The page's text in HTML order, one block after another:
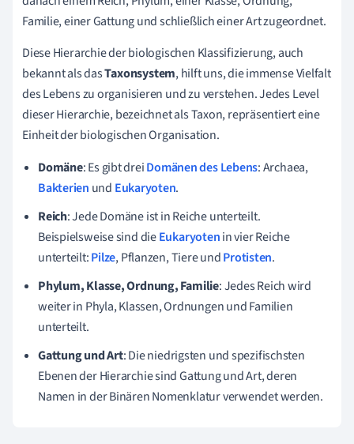
Familie, einer Gattung und schließlich einer Art zugeordnet.
Diese Hierarchie der biologischen Klassifizierung, auch
bekannt als dasTaxonsystem, hilft uns, die immense Vielfalt
des Lebens zu organisieren und zu verstehen. Jedes Level
dieser Hierarchie, bezeichnet als Taxon, repräsentiert eine
Einheit der biologischen Organisation.
Domäne: Es gibt dreiDomänen des Lebens: Archaea,
Bakterien und Eukaryoten.
Reich: Jede Domäne ist in Reiche unterteilt.
Beispielsweise sind dieEukaryotenin vier Reiche
unterteilt:Pilze, Pflanzen, Tiere undProtisten.
Phylum, Klasse, Ordnung, Familie: Jedes Reich wird
weiter in Phyla, Klassen, Ordnungen und Familien
unterteilt.
Gattung und Art: Die niedrigsten und spezifischsten
Ebenen der Hierarchie sind Gattung und Art, deren
Namen in der Binären Nomenklatur verwendet werden.